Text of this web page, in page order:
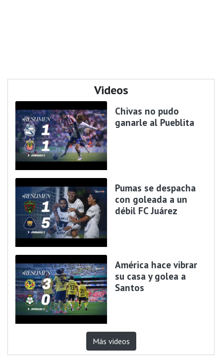
Videos
Chivas no pudo
ganarle al Pueblita
Pumas se despacha
con goleada a un
débil FC Juárez
América hace vibrar
su casa y golea a
Santos
Más videos